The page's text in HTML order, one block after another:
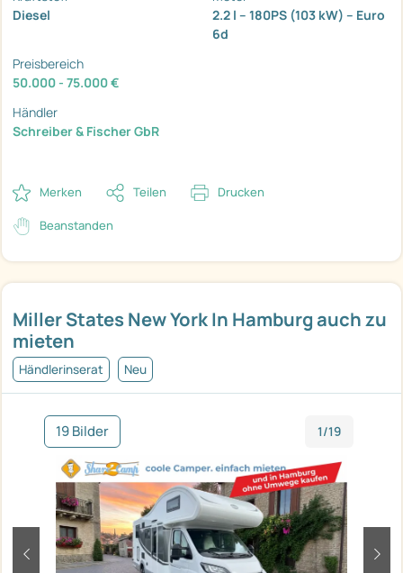
Miller States New York In Hamburg auch zu
mieten
Händlerinserat Neu
19 Bilder 1/19
zurück
Diesel
2.2 l – 180PS (103 kW) – Euro
6d
Preisbereich
50.000 - 75.000 €
Händler
Schreiber & Fischer GbR
Merken Teilen Drucken
Beanstanden